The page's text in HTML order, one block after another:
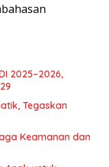
2025–2026,
Tegaskan
Keamanan dan